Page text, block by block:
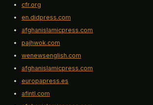
cfr.org
en.didpress.com
afghanislamicpress.com
pajhwok.com
wenewsenglish.com
afghanislamicpress.com
europapress.es
afintl.com